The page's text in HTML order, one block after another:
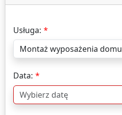
Usługa:
Data: